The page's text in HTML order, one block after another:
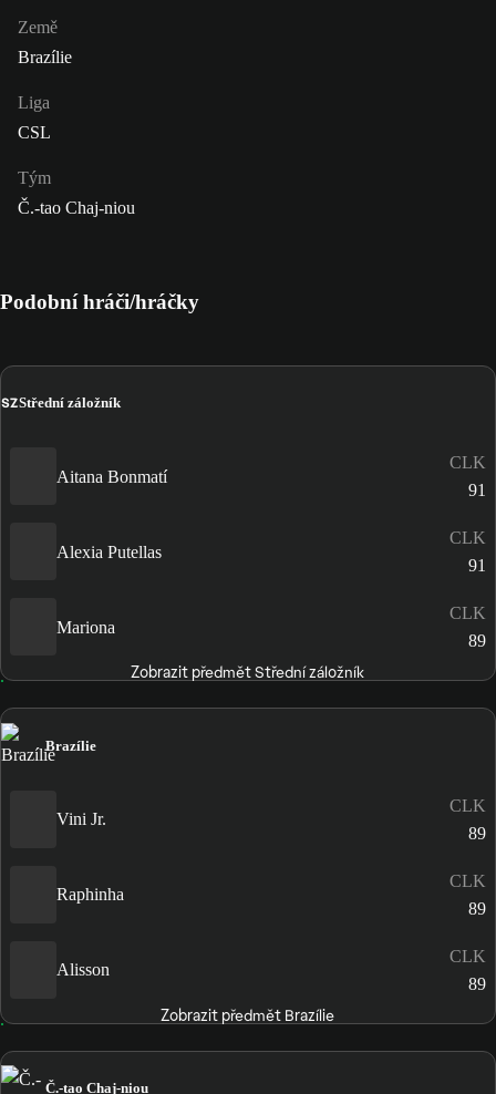
Země
Brazílie
Liga
CSL
Tým
Č.-tao Chaj-niou
Podobní hráči/hráčky
SZStřední záložník
Aitana Bonmatí
CLK
91
Alexia Putellas
CLK
91
Mariona
CLK
89
Zobrazit předmět Střední záložník
Brazílie
Vini Jr.
CLK
89
Raphinha
CLK
89
Alisson
CLK
89
Zobrazit předmět Brazílie
Č.-tao Chaj-niou